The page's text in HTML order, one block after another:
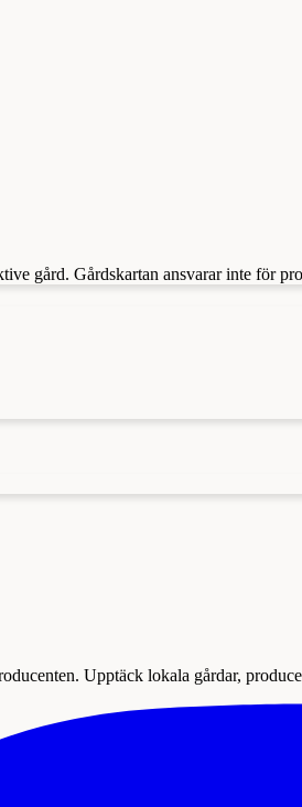
gård. Gårdskartan ansvarar inte för
Upptäck lokala gårdar,